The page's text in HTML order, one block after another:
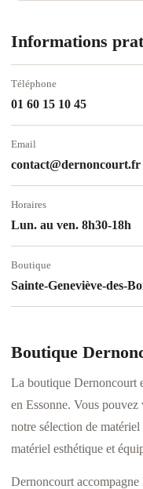
Informations
Téléphone
01 60 15 10 45
Email
contact@dernoncourt.fr
Horaires
Lun. au ven. 8h30-18h
Boutique
Sainte-Geneviève-des-
Boutique
La boutique Dernoncourt
en Essonne. Vous
notre sélection de
matériel esthétique et
Dernoncourt